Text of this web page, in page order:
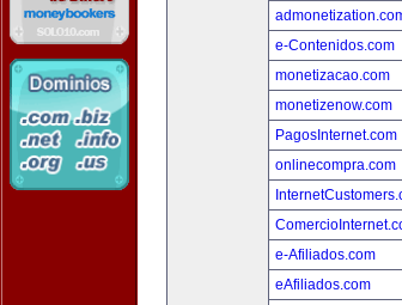
e-Contenidos.com
monetizacao.com
monetizenow.com
PagosInternet.com
onlinecompra.com
e-Afiliados.com
eAfiliados.com